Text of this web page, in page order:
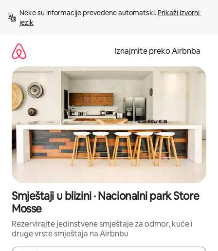
sadržaj
Neke su informacije prevedene automatski. Prikaži izvorni
jezik
Iznajmite preko Airbnba
Smještaji u blizini · Nacionalni park Store
Mosse
Rezervirajte jedinstvene smještaje za odmor, kuće i
druge vrste smještaja na Airbnbu